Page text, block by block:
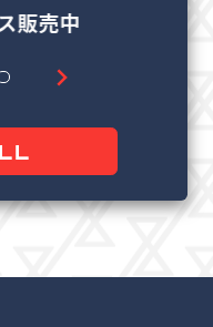
ン相談会